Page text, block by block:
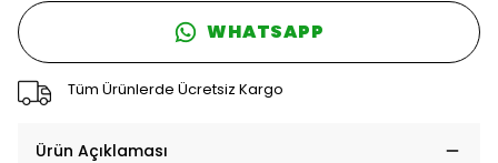
WHATSAPP
Tüm Ürünlerde Ücretsiz Kargo
Ürün Açıklaması